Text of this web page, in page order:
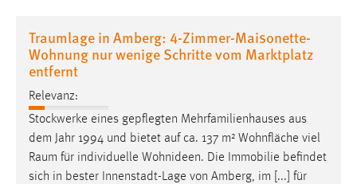
Traumlage in Amberg: 4-Zimmer-Maisonette-
Wohnung nur wenige Schritte vom Marktplatz
entfernt
Relevanz:
Stockwerke eines gepflegten Mehrfamilienhauses aus
dem Jahr 1994 und bietet auf ca. 137 m² Wohnfläche viel
Raum für individuelle Wohnideen. Die Immobilie befindet
sich in bester Innenstadt-Lage von Amberg, im [...] für
Dieser Cookie speichert die ausgewählten Einverständnis-
Optionen des Benutzers
Cookie Laufzeit:
1 Jahr
Performance
Name: